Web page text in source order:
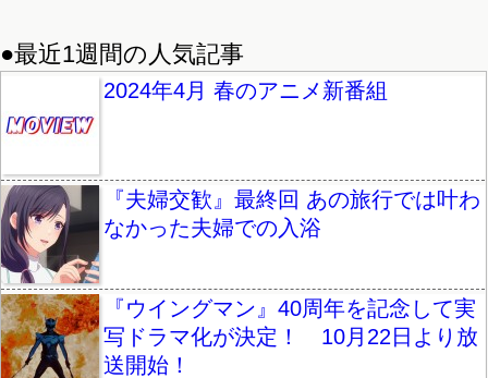
●最近1週間の人気記事
2024年4月 春のアニメ新番組
『夫婦交歓』最終回 あの旅行では叶わ
なかった夫婦での入浴
『ウイングマン』40周年を記念して実
写ドラマ化が決定！ 10月22日より放
送開始！